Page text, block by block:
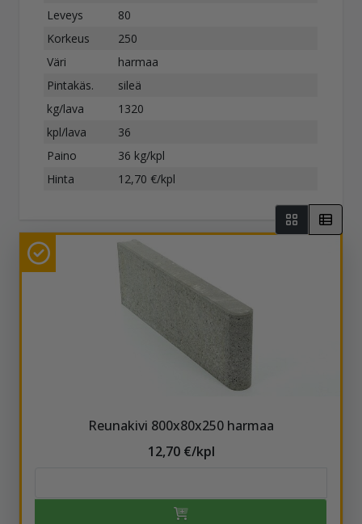
Leveys
80
Korkeus
250
Väri
harmaa
Pintakäs.
sileä
kg/lava
1320
kpl/lava
36
Paino
36 kg/kpl
Hinta
12,70 €/kpl
Reunakivi 800x80x250 harmaa
12,70 €/kpl